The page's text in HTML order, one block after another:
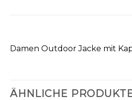
Damen Outdoor Jacke mit
ÄHNLICHE